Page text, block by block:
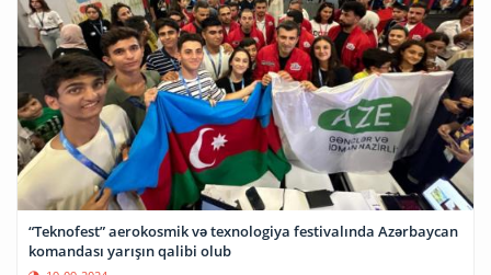
“Teknofest” aerokosmik və texnologiya festivalında Azərbaycan
komandası yarışın qalibi olub